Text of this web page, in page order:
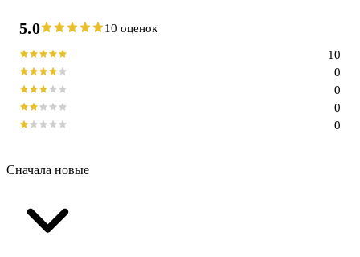
5.0 10 оценок
0
0
0
0
10
Сначала новые